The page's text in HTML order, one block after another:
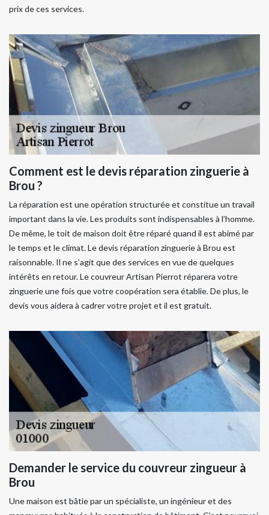
prix de ces services.
Comment est le devis réparation zinguerie à
Brou ?
La réparation est une opération structurée et constitue un travail
important dans la vie. Les produits sont indispensables à l’homme.
De même, le toit de maison doit être réparé quand il est abimé par
le temps et le climat. Le devis réparation zinguerie à Brou est
raisonnable. Il ne s’agit que des services en vue de quelques
intérêts en retour. Le couvreur Artisan Pierrot réparera votre
zinguerie une fois que votre coopération sera établie. De plus, le
devis vous aidera à cadrer votre projet et il est gratuit.
Demander le service du couvreur zingueur à
Brou
Une maison est bâtie par un spécialiste, un ingénieur et des